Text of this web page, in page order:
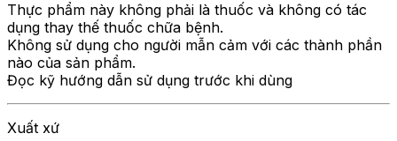
Thực phẩm này không phải là thuốc và không có tác
dụng thay thế thuốc chữa bệnh.
Không sử dụng cho người mẫn cảm với các thành phần
nào của sản phẩm.
Đọc kỹ hướng dẫn sử dụng trước khi dùng
Xuất xứ